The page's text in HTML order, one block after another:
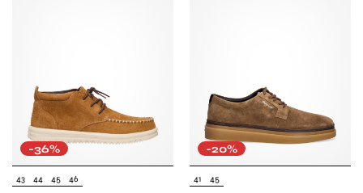
-36%
43 44 45 46
-20%
41 45